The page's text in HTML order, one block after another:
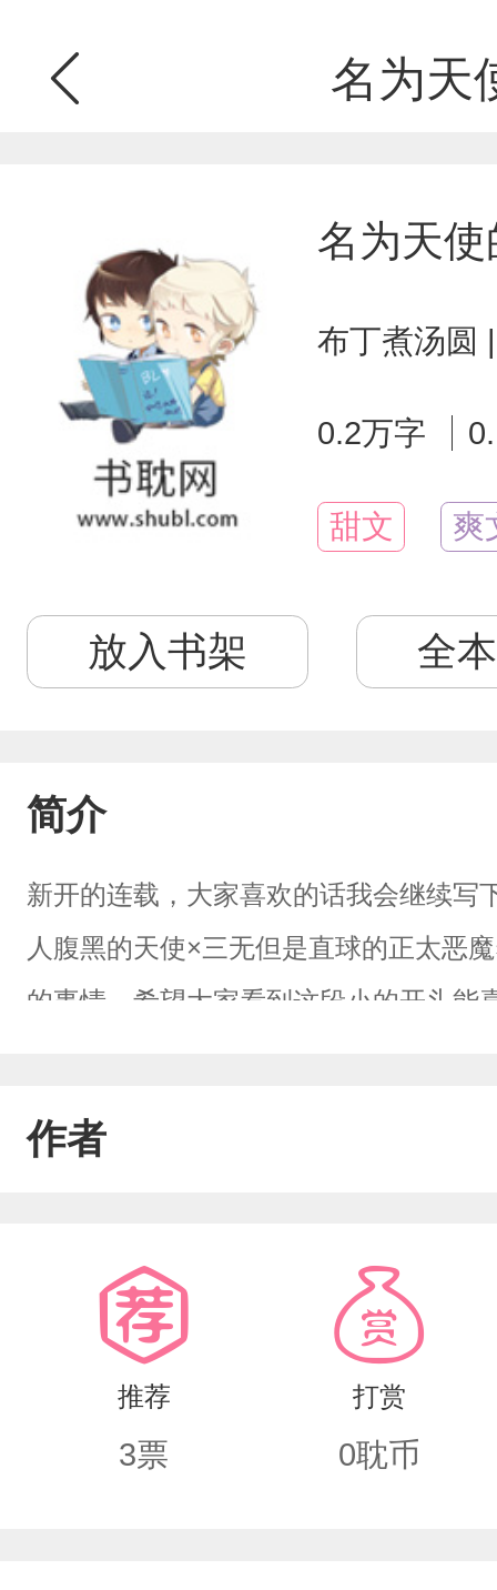
名为天
名为天
布丁煮汤圆
0.2万字
甜文 爽
放入书架 全
简介
新开的连载，大家喜欢的话我会继续写
人腹黑的天使×三无但是直球的正太恶
的事情，希望大家看到这段小的开头能
作者
推荐
3票
打赏
0耽币